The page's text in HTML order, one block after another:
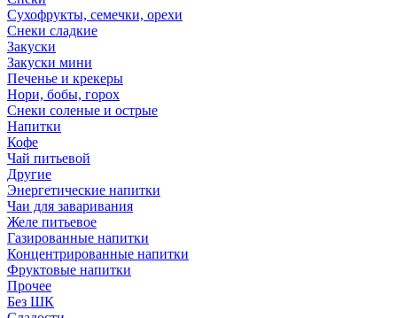
Сухофрукты, семечки, орехи
Снеки сладкие
Закуски
Закуски мини
Печенье и крекеры
Нори, бобы, горох
Снеки соленые и острые
Напитки
Кофе
Чай питьевой
Другие
Энергетические напитки
Чаи для заваривания
Желе питьевое
Газированные напитки
Концентрированные напитки
Фруктовые напитки
Прочее
Без ШК